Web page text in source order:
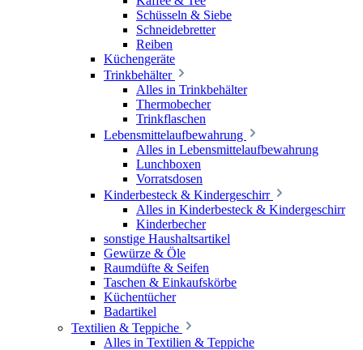
Schüsseln & Siebe
Schneidebretter
Reiben
Küchengeräte
Trinkbehälter
Alles in Trinkbehälter
Thermobecher
Trinkflaschen
Lebensmittelaufbewahrung
Alles in Lebensmittelaufbewahrung
Lunchboxen
Vorratsdosen
Kinderbesteck & Kindergeschirr
Alles in Kinderbesteck & Kindergeschirr
Kinderbecher
sonstige Haushaltsartikel
Gewürze & Öle
Raumdüfte & Seifen
Taschen & Einkaufskörbe
Küchentücher
Badartikel
Textilien & Teppiche
Alles in Textilien & Teppiche